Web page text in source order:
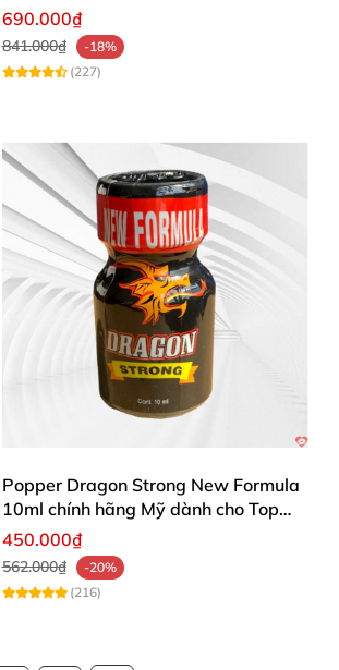
Bot
690.000₫
841.000₫
-18%
(227)
Popper Dragon Strong New Formula
10ml chính hãng Mỹ dành cho Top
Bot
450.000₫
562.000₫
-20%
(216)